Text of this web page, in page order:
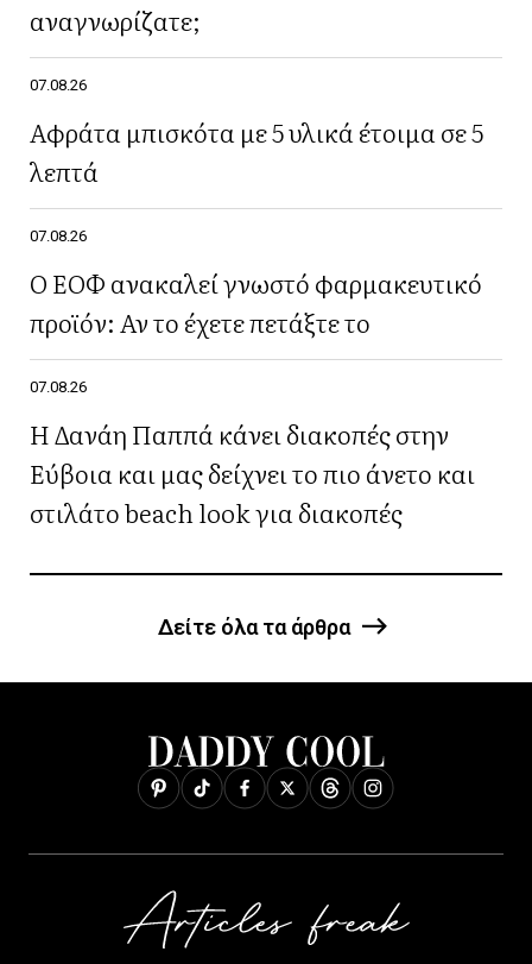
αναγνωρίζατε;
07.08.26
Αφράτα μπισκότα με 5 υλικά έτοιμα σε 5
λεπτά
07.08.26
Ο ΕΟΦ ανακαλεί γνωστό φαρμακευτικό
προϊόν: Αν το έχετε πετάξτε το
07.08.26
Η Δανάη Παππά κάνει διακοπές στην
Εύβοια και μας δείχνει το πιο άνετο και
στιλάτο beach look για διακοπές
Δείτε όλα τα άρθρα